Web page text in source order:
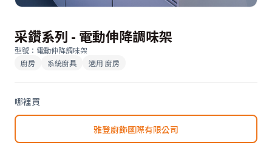
采鑽系列 - 電動伸降調味架
型號 ： 電動伸降調味架
廚房
系統廚具 適用 廚房
哪裡買
雅登廚飾國際有限公司